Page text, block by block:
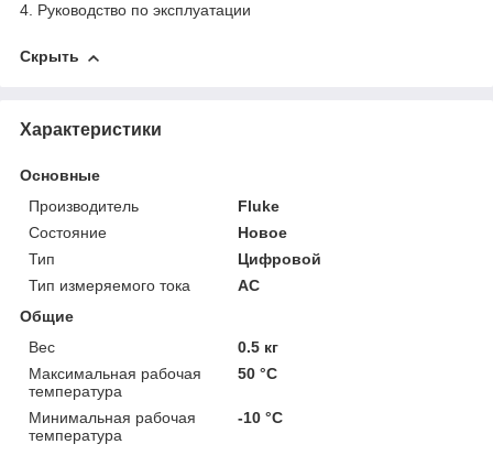
4. Руководство по эксплуатации
Скрыть
Характеристики
Основные
Производитель
Fluke
Состояние
Новое
Тип
Цифровой
Тип измеряемого тока
AC
Общие
Вес
0.5 кг
Максимальная рабочая
температура
50 °С
Минимальная рабочая
температура
-10 °С